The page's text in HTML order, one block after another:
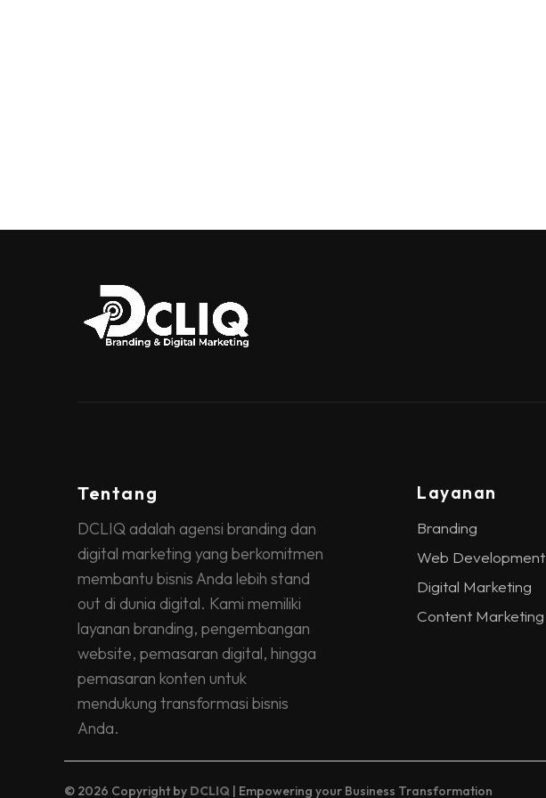
Tentang
DCLIQ adalah agensi branding dan
digital marketing yang berkomitmen
membantu bisnis Anda lebih stand
out di dunia digital. Kami memiliki
layanan branding, pengembangan
website, pemasaran digital, hingga
pemasaran konten untuk
mendukung transformasi bisnis
Anda.
Layanan
Branding
Web Development
Digital Marketing
Content Marketing
© 2026 Copyright by DCLIQ | Empowering your Business Transformation